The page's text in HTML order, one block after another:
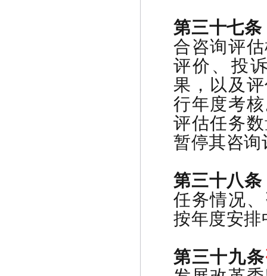
第三十七条
合咨询评
评价、投
果，以及
行年度考
评估任务
暂停其咨
第三十八条
任务情况
按年度安
第三十九条